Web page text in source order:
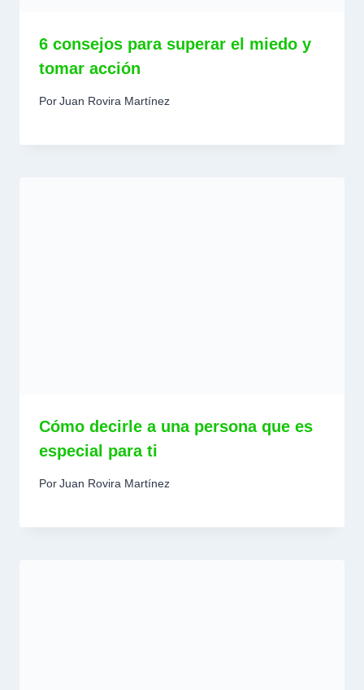
6 consejos para superar el miedo y
tomar acción
PorJuan Rovira Martínez
Cómo decirle a una persona que es
especial para ti
PorJuan Rovira Martínez